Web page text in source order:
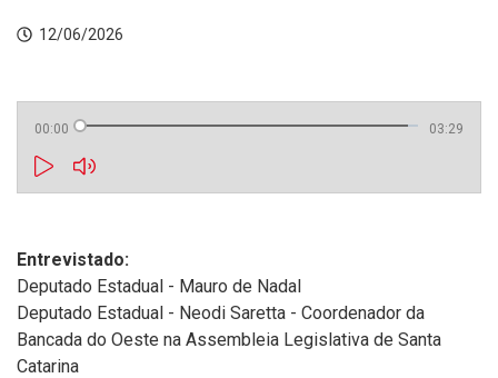
12/06/2026
00:00 03:29
Entrevistado:
Deputado Estadual - Mauro de Nadal
Deputado Estadual - Neodi Saretta - Coordenador da
Bancada do Oeste na Assembleia Legislativa de Santa
Catarina